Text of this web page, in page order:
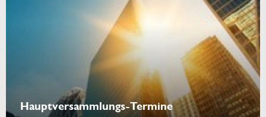
Hauptversammlungs-Termine